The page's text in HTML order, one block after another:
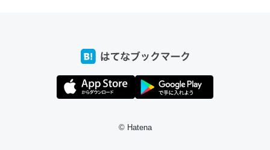
私も3年前ぐらいに祖母の家に設置した。ポケットWifiみ
たいなのでネット環境作ったけどAlexaしか使わないので
https://toyoshi.hatenablog.com/entry/2019/05/15/1805
© Hatena